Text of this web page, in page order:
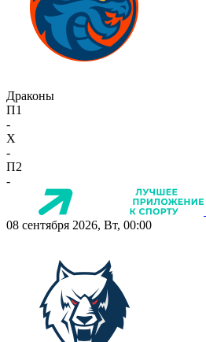
Драконы
П1
-
X
-
П2
-
08 сентября 2026, Вт, 00:00